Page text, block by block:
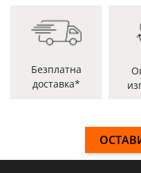
експлоатация.
задвижване на
интелигентно
общински терени и
задвижване на
Безплатна
доставка*